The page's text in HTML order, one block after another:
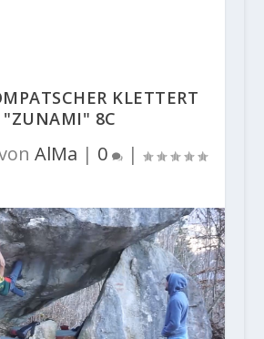
KLETTERT
"ZUNAMI" 8C
AlMa | 0 |